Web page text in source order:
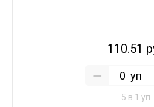
110.51
уп
5 в 1 уп